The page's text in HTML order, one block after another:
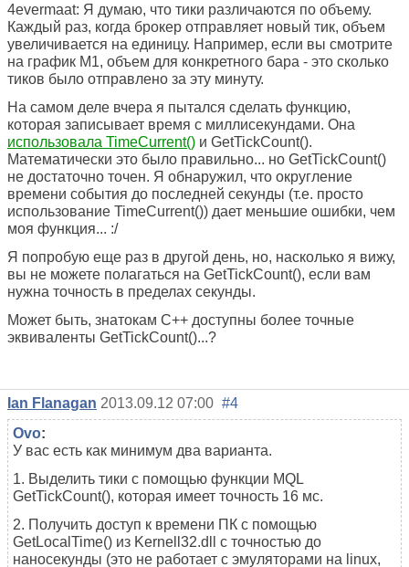
4evermaat: Я думаю, что тики различаются по объему.
Каждый раз, когда брокер отправляет новый тик, объем
увеличивается на единицу. Например, если вы смотрите
на график M1, объем для конкретного бара - это сколько
тиков было отправлено за эту минуту.
На самом деле вчера я пытался сделать функцию,
которая записывает время с миллисекундами. Она
использовала TimeCurrent() и GetTickCount().
Математически это было правильно... но GetTickCount()
не достаточно точен. Я обнаружил, что округление
времени события до последней секунды (т.е. просто
использование TimeCurrent()) дает меньшие ошибки, чем
моя функция... :/
Я попробую еще раз в другой день, но, насколько я вижу,
вы не можете полагаться на GetTickCount(), если вам
нужна точность в пределах секунды.
Может быть, знатокам C++ доступны более точные
эквиваленты GetTickCount()...?
Ian Flanagan 2013.09.12 07:00 #4
Ovo:
У вас есть как минимум два варианта.
1. Выделить тики с помощью функции MQL
GetTickCount(), которая имеет точность 16 мс.
2. Получить доступ к времени ПК с помощью
GetLocalTime() из Kernell32.dll с точностью до
наносекунды (это не работает с эмуляторами на linux,